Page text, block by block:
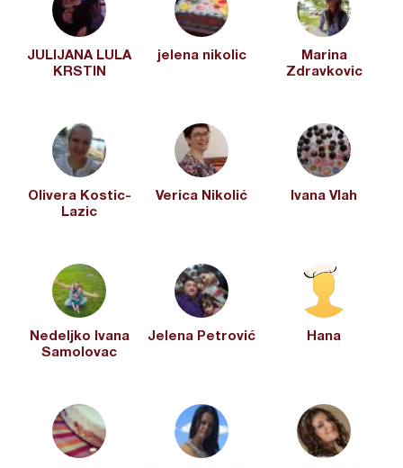
JULIJANA LULA
KRSTIN
jelena nikolic
Marina
Zdravkovic
Olivera Kostic-
Lazic
Verica Nikolić Ivana Vlah
Nedeljko Ivana
Samolovac
Jelena Petrović Hana